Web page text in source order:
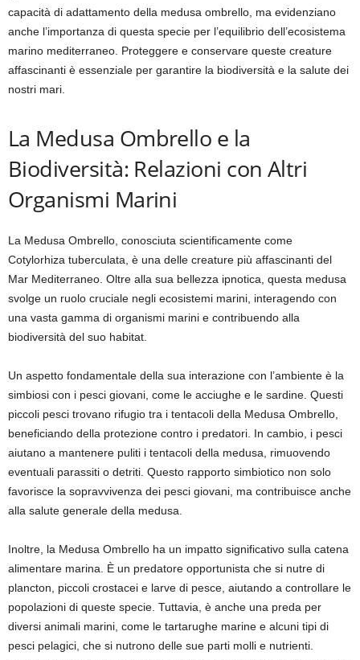
capacità di adattamento della medusa ombrello, ma evidenziano
anche l’importanza di questa specie per l’equilibrio dell’ecosistema
marino mediterraneo. Proteggere e conservare queste creature
affascinanti è essenziale per garantire la biodiversità e la salute dei
nostri mari.
La Medusa Ombrello e la
Biodiversità: Relazioni con Altri
Organismi Marini
La Medusa Ombrello, conosciuta scientificamente come
Cotylorhiza tuberculata, è una delle creature più affascinanti del
Mar Mediterraneo. Oltre alla sua bellezza ipnotica, questa medusa
svolge un ruolo cruciale negli ecosistemi marini, interagendo con
una vasta gamma di organismi marini e contribuendo alla
biodiversità del suo habitat.
Un aspetto fondamentale della sua interazione con l’ambiente è la
simbiosi con i pesci giovani, come le acciughe e le sardine. Questi
piccoli pesci trovano rifugio tra i tentacoli della Medusa Ombrello,
beneficiando della protezione contro i predatori. In cambio, i pesci
aiutano a mantenere puliti i tentacoli della medusa, rimuovendo
eventuali parassiti o detriti. Questo rapporto simbiotico non solo
favorisce la sopravvivenza dei pesci giovani, ma contribuisce anche
alla salute generale della medusa.
Inoltre, la Medusa Ombrello ha un impatto significativo sulla catena
alimentare marina. È un predatore opportunista che si nutre di
plancton, piccoli crostacei e larve di pesce, aiutando a controllare le
popolazioni di queste specie. Tuttavia, è anche una preda per
diversi animali marini, come le tartarughe marine e alcuni tipi di
pesci pelagici, che si nutrono delle sue parti molli e nutrienti.